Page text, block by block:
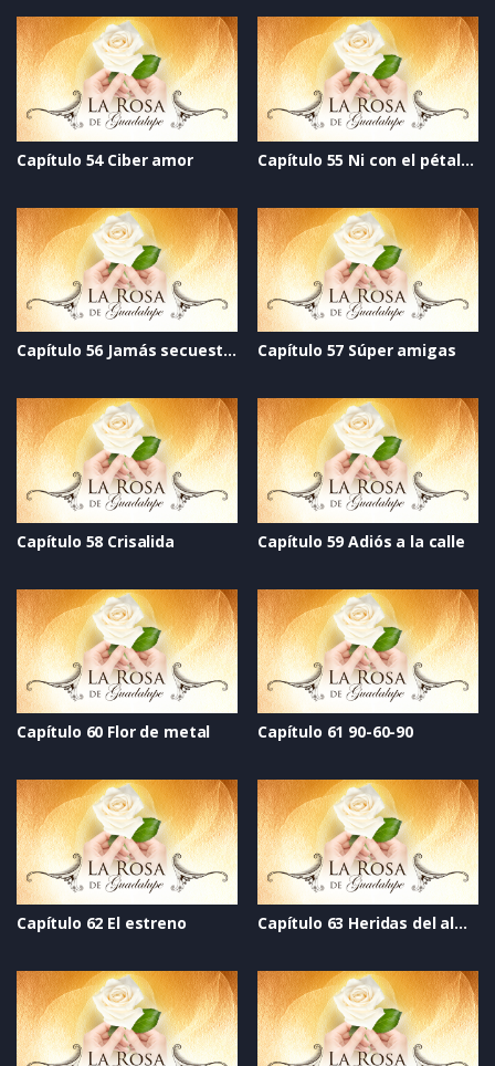
Capítulo 54 Ciber amor Capítulo 55 Ni con el pétalo de una rosa
Capítulo 56 Jamás secuestrarán tu alma Capítulo 57 Súper amigas
Capítulo 58 Crisalida Capítulo 59 Adiós a la calle
Capítulo 60 Flor de metal Capítulo 61 90-60-90
Capítulo 62 El estreno Capítulo 63 Heridas del alma